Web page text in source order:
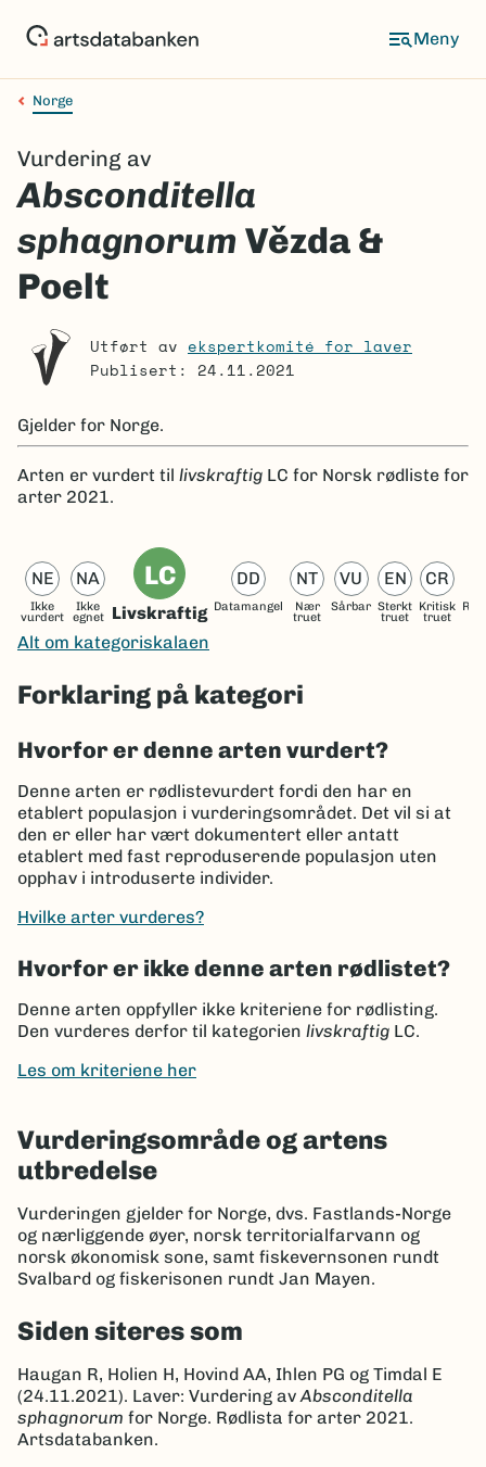
Meny
Navigasjonssti
Norge
Vurdering av
Absconditella
sphagnorum Vězda &
Poelt
Utført av ekspertkomité for laver
Publisert: 24.11.2021
Gjelder for Norge.
Arten er vurdert til livskraftig LC for Norsk rødliste for
arter 2021.
NE
Ikke
vurdert
NA
Ikke
egnet
LC
Livskraftig
DD
Datamangel
NT
Nær
truet
VU
Sårbar
EN
Sterkt
truet
CR
Kritisk
truet
Alt om kategoriskalaen
Forklaring på kategori
Hvorfor er denne arten vurdert?
Denne arten er rødlistevurdert fordi den har en
etablert populasjon i vurderingsområdet. Det vil si at
den er eller har vært dokumentert eller antatt
etablert med fast reproduserende populasjon uten
opphav i introduserte individer.
Hvilke arter vurderes?
Hvorfor er ikke denne arten rødlistet?
Denne arten oppfyller ikke kriteriene for rødlisting.
Den vurderes derfor til kategorien livskraftig LC.
Les om kriteriene her
Vurderingsområde og artens
utbredelse
Vurderingen gjelder for Norge, dvs. Fastlands-Norge
og nærliggende øyer, norsk territorialfarvann og
norsk økonomisk sone, samt fiskevernsonen rundt
Svalbard og fiskerisonen rundt Jan Mayen.
Siden siteres som
Haugan R, Holien H, Hovind AA, Ihlen PG og Timdal E
(24.11.2021). Laver: Vurdering avAbsconditella
sphagnorum for Norge. Rødlista for arter 2021.
Artsdatabanken.